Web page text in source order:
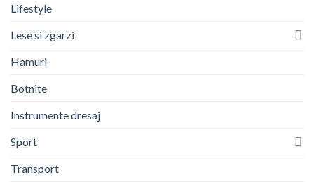
Lifestyle
Lese si zgarzi
Hamuri
Botnite
Instrumente dresaj
Sport
Transport